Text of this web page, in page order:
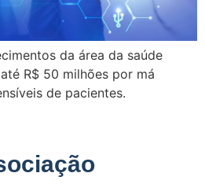
da área da saúde
R$ 50 milhões por má
de pacientes.